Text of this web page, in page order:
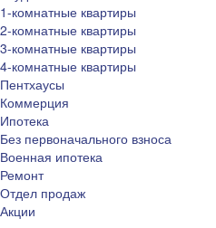
1-комнатные квартиры
2-комнатные квартиры
3-комнатные квартиры
4-комнатные квартиры
Пентхаусы
Коммерция
Ипотека
Без первоначального взноса
Военная ипотека
Ремонт
Отдел продаж
Акции